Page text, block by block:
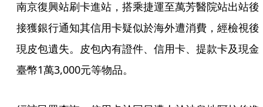
南京復興站刷卡進站，搭乘捷運至萬芳醫院站出站後
接獲銀行通知其信用卡疑似於海外遭消費，經檢視後
現皮包遺失。皮包內有證件、信用卡、提款卡及現金
臺幣1萬3,000元等物品。